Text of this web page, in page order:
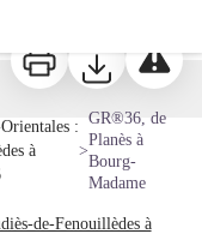
Département
:
à
>
GR®36, de
Planès à
Bourg-
Madame
de-Fenouillèdes à